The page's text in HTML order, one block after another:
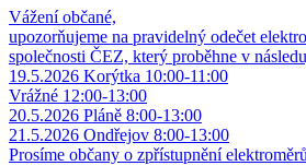
Vážení občané,
upozorňujeme na pravidelný odečet
společnosti ČEZ, který proběhne v
19.5.2026 Korýtka 10:00-11:00
Vrážné 12:00-13:00
20.5.2026 Pláně 8:00-13:00
21.5.2026 Ondřejov 8:00-13:00
Prosíme občany o zpřístupnění